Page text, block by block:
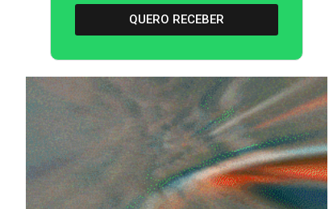
QUERO RECEBER